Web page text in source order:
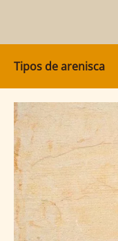
Tipos de arenisca